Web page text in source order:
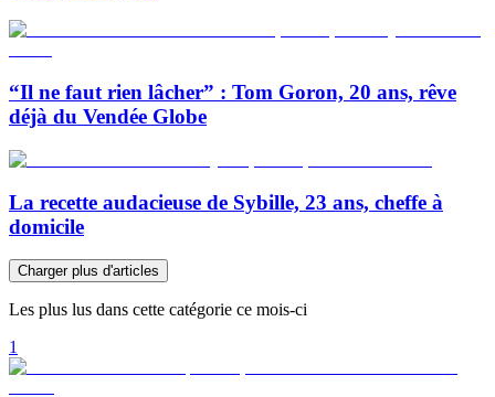
“Il ne faut rien lâcher” : Tom Goron, 20 ans, rêve
déjà du Vendée Globe
La recette audacieuse de Sybille, 23 ans, cheffe à
domicile
Charger plus d'articles
Les plus lus dans cette catégorie ce mois-ci
1